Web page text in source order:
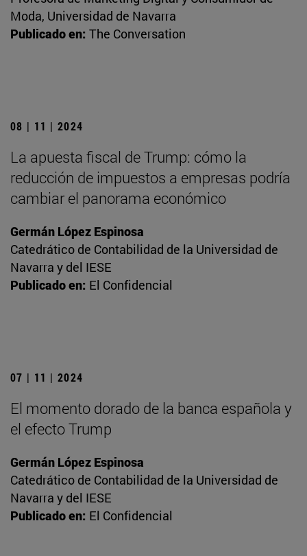
Moda, Universidad de Navarra
Publicado en: The Conversation
08 | 11 | 2024
La apuesta fiscal de Trump: cómo la
reducción de impuestos a empresas podría
cambiar el panorama económico
Germán López Espinosa
Catedrático de Contabilidad de la Universidad de
Navarra y del IESE
Publicado en: El Confidencial
07 | 11 | 2024
El momento dorado de la banca española y
el efecto Trump
Germán López Espinosa
Catedrático de Contabilidad de la Universidad de
Navarra y del IESE
Publicado en: El Confidencial